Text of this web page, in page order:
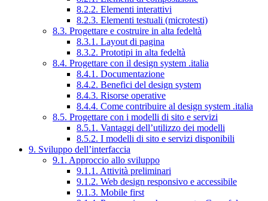
8.2.2. Elementi interattivi
8.2.3. Elementi testuali (microtesti)
8.3. Progettare e costruire in alta fedeltà
8.3.1. Layout di pagina
8.3.2. Prototipi in alta fedeltà
8.4. Progettare con il design system .italia
8.4.1. Documentazione
8.4.2. Benefici del design system
8.4.3. Risorse operative
8.4.4. Come contribuire al design system .italia
8.5. Progettare con i modelli di sito e servizi
8.5.1. Vantaggi dell’utilizzo dei modelli
8.5.2. I modelli di sito e servizi disponibili
9. Sviluppo dell’interfaccia
9.1. Approccio allo sviluppo
9.1.1. Attività preliminari
9.1.2. Web design responsivo e accessibile
9.1.3. Mobile first